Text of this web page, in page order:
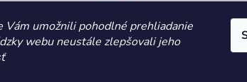
Vám umožnili pohodlné prehliadanie
webu neustále zlepšovali jeho
Všeobecné obchodné